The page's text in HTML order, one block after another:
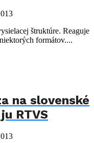
štruktúre. Reaguje
formátov....
na slovenské
RTVS